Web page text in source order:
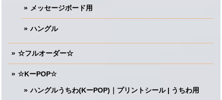
メッセージボード用
ハングル
☆フルオーダー☆
☆KーPOP☆
ハングルうちわ(KーPOP)｜プリントシール | うちわ用